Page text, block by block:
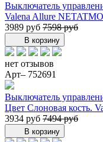
Выключатель
Valena Allure
3989 руб 7598 руб
В корзину
нет отзывов
Арт– 752691
Выключатель
Цвет Слоновая кость.
3934 руб 7494 руб
В корзину